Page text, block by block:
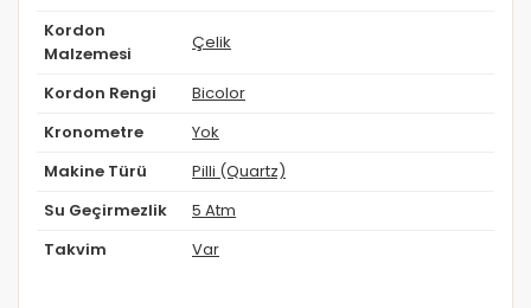
Kordon
Malzemesi
Çelik
Kordon Rengi Bicolor
Kronometre Yok
Makine Türü Pilli (Quartz)
Su Geçirmezlik 5 Atm
Takvim Var